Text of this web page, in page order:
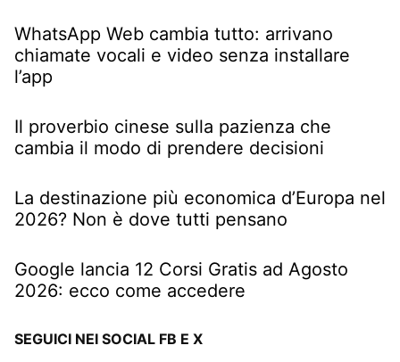
WhatsApp Web cambia tutto: arrivano
chiamate vocali e video senza installare
l’app
Il proverbio cinese sulla pazienza che
cambia il modo di prendere decisioni
La destinazione più economica d’Europa nel
2026? Non è dove tutti pensano
Google lancia 12 Corsi Gratis ad Agosto
2026: ecco come accedere
SEGUICI NEI SOCIAL FB E X